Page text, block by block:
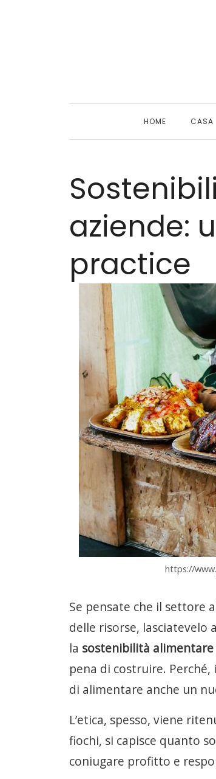
HOME CASA
aziende:
practice
https://
Se pensate che il settore
delle risorse, lasciatevelo
la sostenibilità alimentare
pena di costruire.
di alimentare anche un
L’etica, spesso, viene
fiochi, si capisce quanto
coniugare profitto e